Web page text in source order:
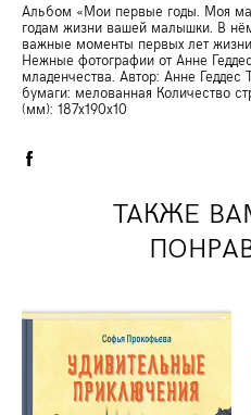
Альбом «Мои первые годы. Моя
годам жизни вашей малышки. В
важные моменты первых лет
Нежные фотографии от Анне
младенчества. Автор: Анне
бумаги: мелованная Количество
(мм): 187x190x10
ТАКЖЕ